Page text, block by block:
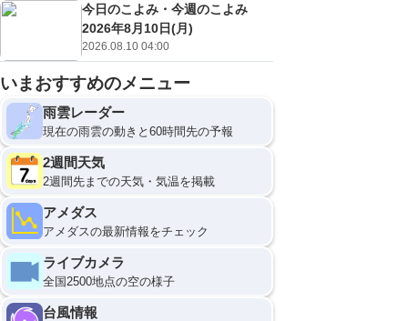
今日のこよみ・今週のこよみ
2026年8月10日(月)
2026.08.10 04:00
いまおすすめのメニュー
雨雲レーダー
現在の雨雲の動きと60時間先の予報
2週間天気
2週間先までの天気・気温を掲載
アメダス
アメダスの最新情報をチェック
ライブカメラ
全国2500地点の空の様子
台風情報